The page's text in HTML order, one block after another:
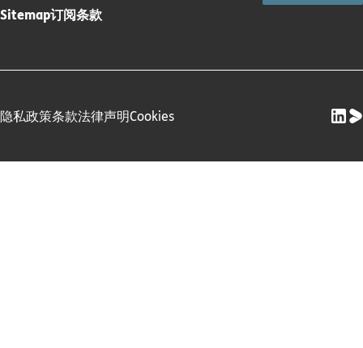
Sitemap订阅条款
隐私政策条款法律声明Cookies